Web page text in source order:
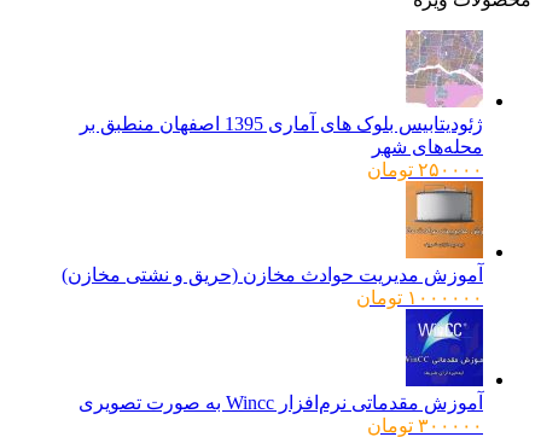
ژئودیتابیس بلوک های آماری 1395 اصفهان منطبق بر
محله‌های شهر
۲۵۰۰۰۰ تومان
آموزش مدیریت حوادث مخازن (حریق و نشتی مخازن)
۱۰۰۰۰۰۰ تومان
آموزش مقدماتی نرم‌افزار Wincc به صورت تصویری
۳۰۰۰۰۰ تومان